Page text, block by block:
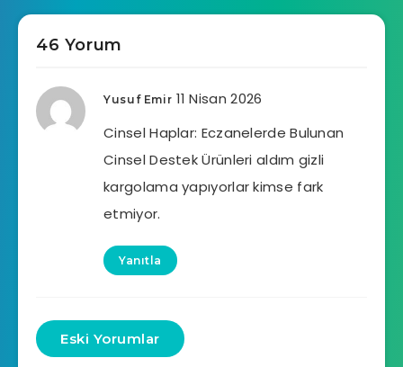
46 Yorum
Yusuf Emir 11 Nisan 2026
Cinsel Haplar: Eczanelerde Bulunan
Cinsel Destek Ürünleri aldım gizli
kargolama yapıyorlar kimse fark
etmiyor.
Yanıtla
Eski Yorumlar